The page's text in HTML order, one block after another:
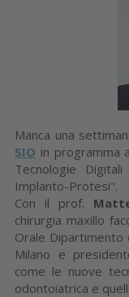
Manca una
SIO in programma
Tecnologie
Implanto-Protesi".
Con il prof.
chirurgia maxillo
Orale Dipartimento
Milano e
come le nuove
odontoiatrica e